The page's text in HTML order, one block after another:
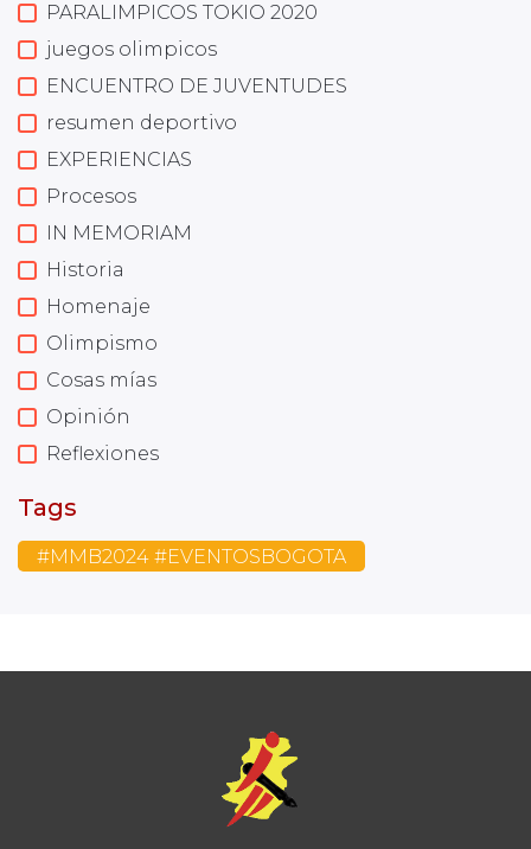
PARALIMPICOS TOKIO 2020
juegos olimpicos
ENCUENTRO DE JUVENTUDES
resumen deportivo
EXPERIENCIAS
Procesos
IN MEMORIAM
Historia
Homenaje
Olimpismo
Cosas mías
Opinión
Reflexiones
Tags
#MMB2024 #EVENTOSBOGOTA